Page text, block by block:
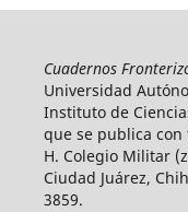
Cuadernos
Universidad
Instituto de
que se publica
H. Colegio Militar
Ciudad Juárez,
3859.